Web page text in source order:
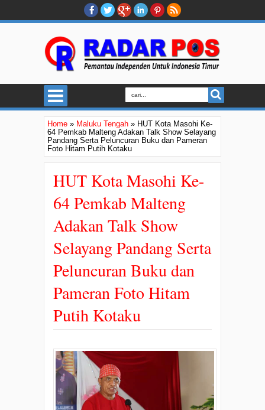
Home » Maluku Tengah » HUT Kota Masohi Ke-
64 Pemkab Malteng Adakan Talk Show Selayang
Pandang Serta Peluncuran Buku dan Pameran
Foto Hitam Putih Kotaku
HUT Kota Masohi Ke-
64 Pemkab Malteng
Adakan Talk Show
Selayang Pandang Serta
Peluncuran Buku dan
Pameran Foto Hitam
Putih Kotaku